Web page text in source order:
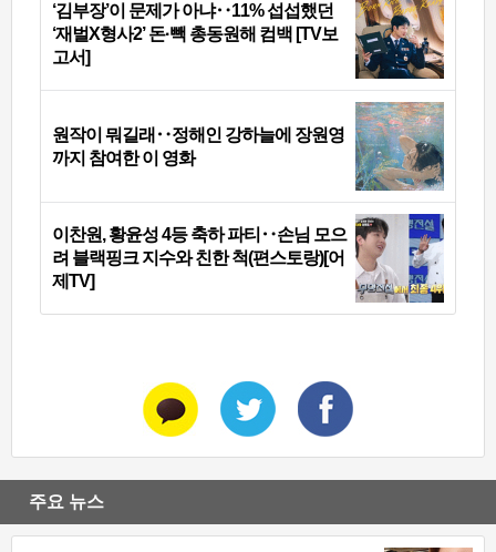
‘김부장’이 문제가 아냐‥11% 섭섭했던
‘재벌X형사2’ 돈·빽 총동원해 컴백 [TV보
고서]
원작이 뭐길래‥정해인 강하늘에 장원영
까지 참여한 이 영화
이찬원, 황윤성 4등 축하 파티‥손님 모으
려 블랙핑크 지수와 친한 척(편스토랑)[어
제TV]
주요 뉴스